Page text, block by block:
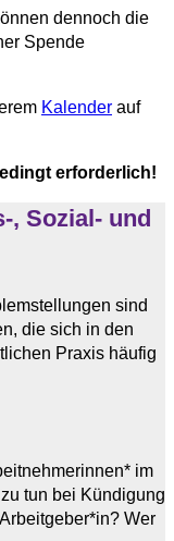
dennoch die
Spende
Kalender auf
erforderlich!
, Sozial- und
sind
die sich in den
Praxis häufig
im
tun bei Kündigung
Wer